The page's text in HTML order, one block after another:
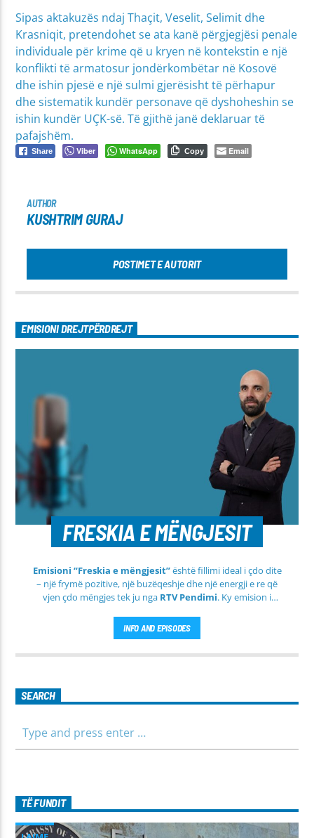
Sipas aktakuzës ndaj Thaçit, Veselit, Selimit dhe
Krasniqit, pretendohet se ata kanë përgjegjësi penale
individuale për krime që u kryen në kontekstin e një
konflikti të armatosur jondërkombëtar në Kosovë
dhe ishin pjesë e një sulmi gjerësisht të përhapur
dhe sistematik kundër personave që dyshoheshin se
ishin kundër UÇK-së. Të gjithë janë deklaruar të
pafajshëm.
Share Viber WhatsApp Copy Email
AUTHOR
KUSHTRIM GURAJ
POSTIMET E AUTORIT
EMISIONI DREJTPËRDREJT
FRESKIA E MËNGJESIT
Emisioni “Freskia e mëngjesit”është fillimi ideal i çdo dite
– një frymë pozitive, një buzëqeshje dhe një energji e re që
vjen çdo mëngjes tek ju nga RTV Pendimi. Ky emision i
informues dhe më të ngrohtë, duke ju shoqëruar në orët e
para të ditës me përmbajtje të larmishme dhe të dobishme
për të gjithë familjen.
INFO AND EPISODES
SEARCH
TË FUNDIT